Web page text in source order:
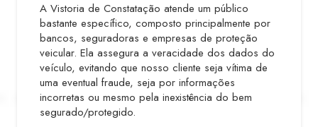
A Vistoria de Constatação atende um público
bastante específico, composto principalmente por
bancos, seguradoras e empresas de proteção
veicular. Ela assegura a veracidade dos dados do
veículo, evitando que nosso cliente seja vítima de
uma eventual fraude, seja por informações
incorretas ou mesmo pela inexistência do bem
segurado/protegido.